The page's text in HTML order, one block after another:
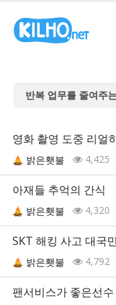
반복 업무를 줄여주
반복 업무를 줄여주
반복 업무를 줄여주
영화 촬영 도중 리얼
밝은횃불 4,425
아재들 추억의 간식
밝은횃불 4,320
SKT 해킹 사고 대국
밝은횃불 4,792
팬서비스가 좋은선수